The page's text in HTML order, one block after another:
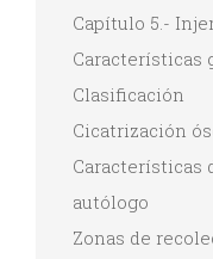
Capítulo 5.-
Características
Clasificación
Cicatrización
Características
autólogo
Zonas de